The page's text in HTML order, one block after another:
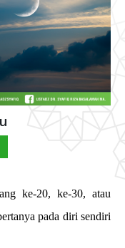
ke-20, ke-30, atau
pada diri sendiri